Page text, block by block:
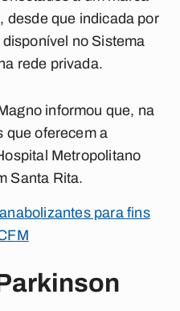
desde que indicada por
no Sistema
rede privada.
informou que, na
que oferecem a
Metropolitano
Santa Rita.
para fins